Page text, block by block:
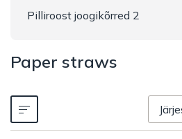
Pilliroost joogikõrred 2
Paper straws